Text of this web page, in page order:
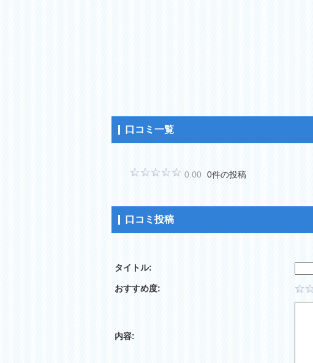
口コミ一覧
0.00 0件の投稿
口コミ投稿
タイトル:
おすすめ度:
内容: